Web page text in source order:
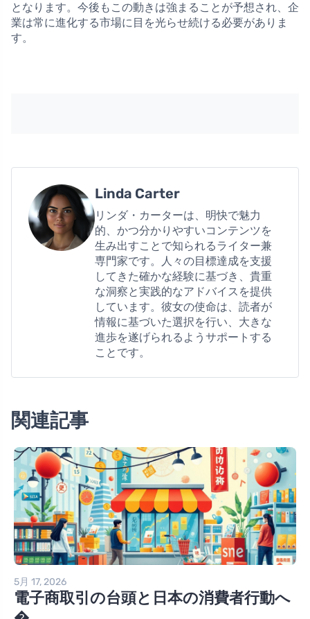
となります。今後もこの動きは強まることが予想され、企
業は常に進化する市場に目を光らせ続ける必要がありま
す。
Linda Carter
リンダ・カーターは、明快で魅力
的、かつ分かりやすいコンテンツを
生み出すことで知られるライター兼
専門家です。人々の目標達成を支援
してきた確かな経験に基づき、貴重
な洞察と実践的なアドバイスを提供
しています。彼女の使命は、読者が
情報に基づいた選択を行い、大きな
進歩を遂げられるようサポートする
ことです。
関連記事
5月 17, 2026
電子商取引の台頭と日本の消費者行動へ